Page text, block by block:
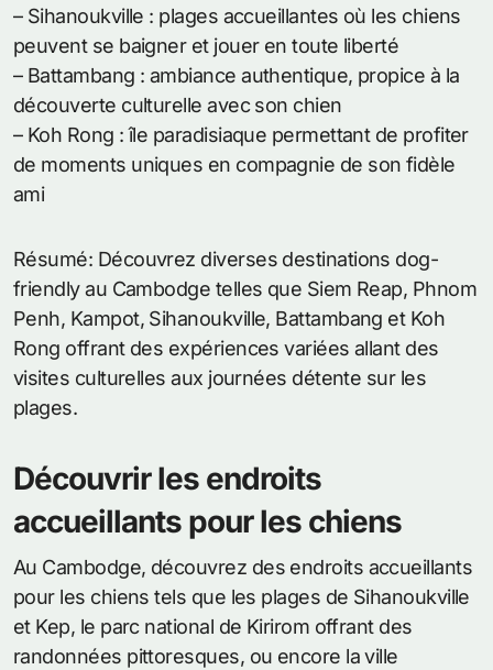
– Sihanoukville : plages accueillantes où les chiens
peuvent se baigner et jouer en toute liberté
– Battambang : ambiance authentique, propice à la
découverte culturelle avec son chien
– Koh Rong : île paradisiaque permettant de profiter
de moments uniques en compagnie de son fidèle
ami
Résumé: Découvrez diverses destinations dog-
friendly au Cambodge telles que Siem Reap, Phnom
Penh, Kampot, Sihanoukville, Battambang et Koh
Rong offrant des expériences variées allant des
visites culturelles aux journées détente sur les
plages.
Découvrir les endroits
accueillants pour les chiens
Au Cambodge, découvrez des endroits accueillants
pour les chiens tels que les plages de Sihanoukville
et Kep, le parc national de Kirirom offrant des
randonnées pittoresques, ou encore la ville